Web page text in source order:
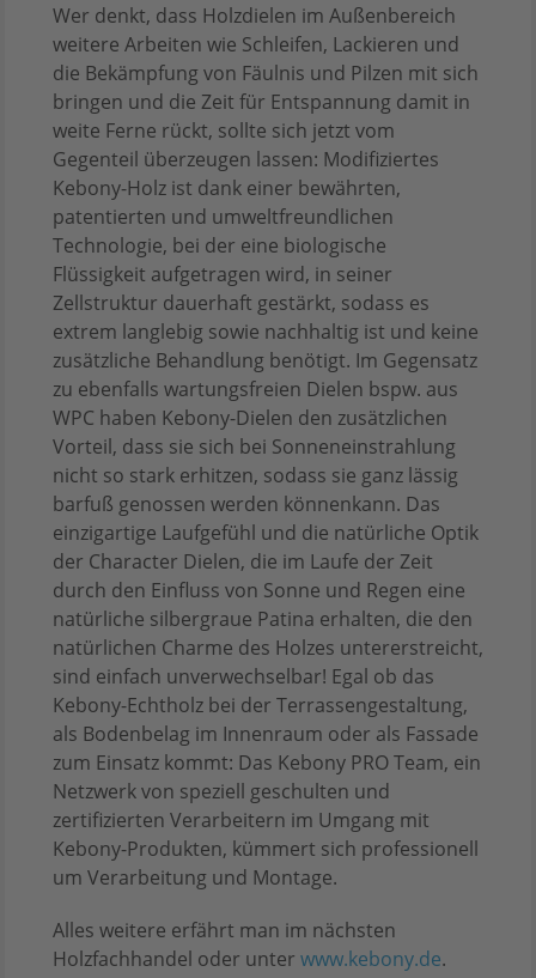
Wer denkt, dass Holzdielen im Außenbereich
weitere Arbeiten wie Schleifen, Lackieren und
die Bekämpfung von Fäulnis und Pilzen mit sich
bringen und die Zeit für Entspannung damit in
weite Ferne rückt, sollte sich jetzt vom
Gegenteil überzeugen lassen: Modifiziertes
Kebony-Holz ist dank einer bewährten,
patentierten und umweltfreundlichen
Technologie, bei der eine biologische
Flüssigkeit aufgetragen wird, in seiner
Zellstruktur dauerhaft gestärkt, sodass es
extrem langlebig sowie nachhaltig ist und keine
zusätzliche Behandlung benötigt. Im Gegensatz
zu ebenfalls wartungsfreien Dielen bspw. aus
WPC haben Kebony-Dielen den zusätzlichen
Vorteil, dass sie sich bei Sonneneinstrahlung
nicht so stark erhitzen, sodass sie ganz lässig
barfuß genossen werden könnenkann. Das
einzigartige Laufgefühl und die natürliche Optik
der Character Dielen, die im Laufe der Zeit
durch den Einfluss von Sonne und Regen eine
natürliche silbergraue Patina erhalten, die den
natürlichen Charme des Holzes untererstreicht,
sind einfach unverwechselbar! Egal ob das
Kebony-Echtholz bei der Terrassengestaltung,
als Bodenbelag im Innenraum oder als Fassade
zum Einsatz kommt: Das Kebony PRO Team, ein
Netzwerk von speziell geschulten und
zertifizierten Verarbeitern im Umgang mit
Kebony-Produkten, kümmert sich professionell
um Verarbeitung und Montage.
Alles weitere erfährt man im nächsten
Holzfachhandel oder unter www.kebony.de.